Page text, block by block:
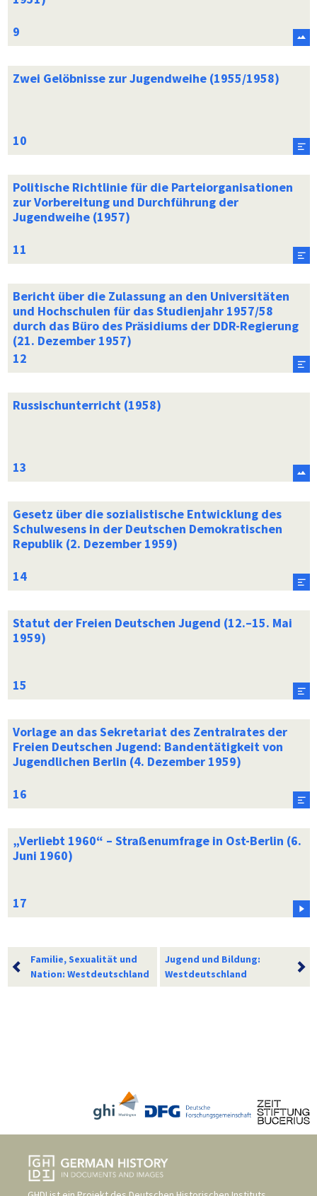
Zwei Gelöbnisse zur Jugendweihe (1955/1958)
Politische Richtlinie für die Parteiorganisationen
zur Vorbereitung und Durchführung der
Jugendweihe (1957)
Bericht über die Zulassung an den Universitäten
und Hochschulen für das Studienjahr 1957/58
durch das Büro des Präsidiums der DDR-Regierung
(21. Dezember 1957)
Russischunterricht (1958)
Gesetz über die sozialistische Entwicklung des
Schulwesens in der Deutschen Demokratischen
Republik (2. Dezember 1959)
Statut der Freien Deutschen Jugend (12.–15. Mai
1959)
Vorlage an das Sekretariat des Zentralrates der
Freien Deutschen Jugend: Bandentätigkeit von
Jugendlichen Berlin (4. Dezember 1959)
„Verliebt 1960“ – Straßenumfrage in Ost-Berlin (6.
Juni 1960)
Familie, Sexualität und
Nation: Westdeutschland
Jugend und Bildung:
Westdeutschland